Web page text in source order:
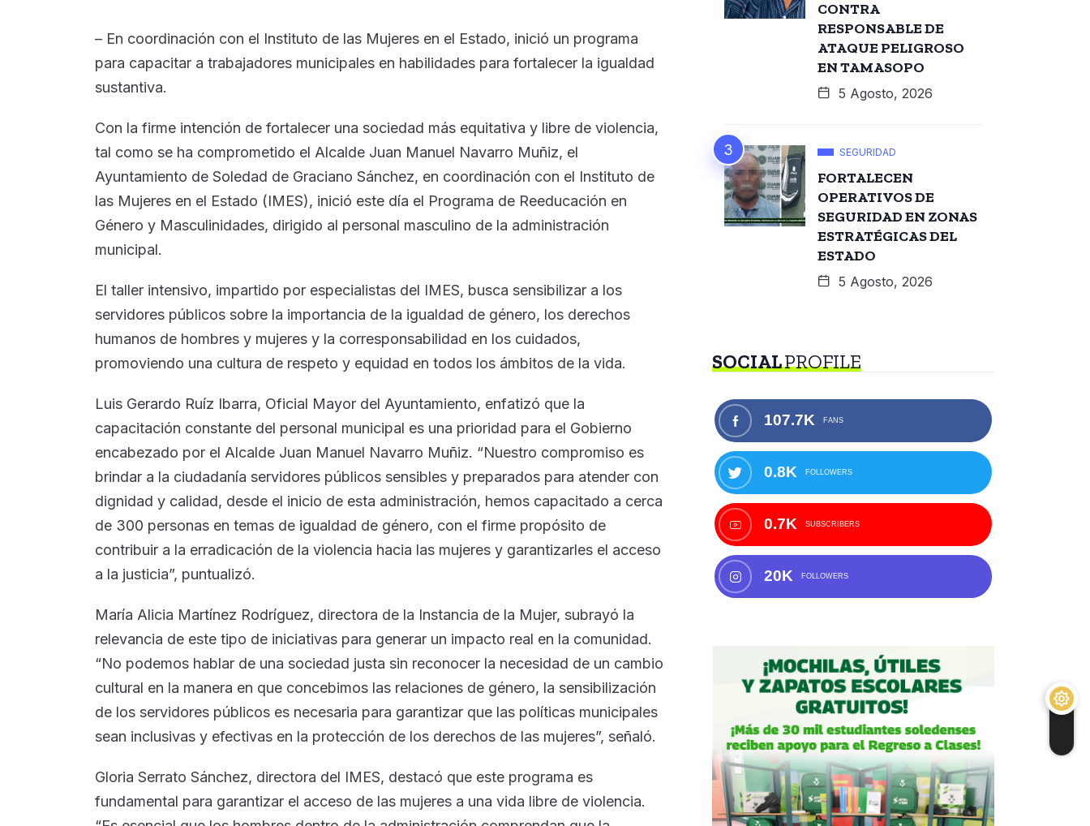
– En coordinación con el Instituto de las Mujeres en el Estado, inició un programa
para capacitar a trabajadores municipales en habilidades para fortalecer la igualdad
sustantiva.
Con la firme intención de fortalecer una sociedad más equitativa y libre de violencia,
tal como se ha comprometido el Alcalde Juan Manuel Navarro Muñiz, el
Ayuntamiento de Soledad de Graciano Sánchez, en coordinación con el Instituto de
las Mujeres en el Estado (IMES), inició este día el Programa de Reeducación en
Género y Masculinidades, dirigido al personal masculino de la administración
municipal.
El taller intensivo, impartido por especialistas del IMES, busca sensibilizar a los
servidores públicos sobre la importancia de la igualdad de género, los derechos
humanos de hombres y mujeres y la corresponsabilidad en los cuidados,
promoviendo una cultura de respeto y equidad en todos los ámbitos de la vida.
Luis Gerardo Ruíz Ibarra, Oficial Mayor del Ayuntamiento, enfatizó que la
capacitación constante del personal municipal es una prioridad para el Gobierno
encabezado por el Alcalde Juan Manuel Navarro Muñiz. “Nuestro compromiso es
brindar a la ciudadanía servidores públicos sensibles y preparados para atender con
dignidad y calidad, desde el inicio de esta administración, hemos capacitado a cerca
de 300 personas en temas de igualdad de género, con el firme propósito de
contribuir a la erradicación de la violencia hacia las mujeres y garantizarles el acceso
a la justicia”, puntualizó.
María Alicia Martínez Rodríguez, directora de la Instancia de la Mujer, subrayó la
relevancia de este tipo de iniciativas para generar un impacto real en la comunidad.
“No podemos hablar de una sociedad justa sin reconocer la necesidad de un cambio
cultural en la manera en que concebimos las relaciones de género, la sensibilización
de los servidores públicos es necesaria para garantizar que las políticas municipales
sean inclusivas y efectivas en la protección de los derechos de las mujeres”, señaló.
Gloria Serrato Sánchez, directora del IMES, destacó que este programa es
fundamental para garantizar el acceso de las mujeres a una vida libre de violencia.
CONTRA
RESPONSABLE DE
ATAQUE PELIGROSO
EN TAMASOPO
5 Agosto, 2026
SEGURIDAD
FORTALECEN
OPERATIVOS DE
SEGURIDAD EN ZONAS
ESTRATÉGICAS DEL
ESTADO
5 Agosto, 2026
SOCIALPROFILE
107.7K FANS
0.8K FOLLOWERS
0.7K SUBSCRIBERS
20K FOLLOWERS